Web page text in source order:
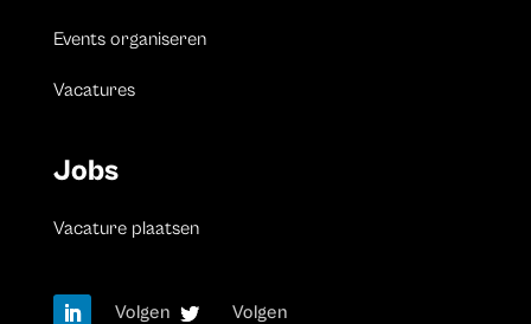
Events organiseren
Vacatures
Jobs
Vacature plaatsen
Volgen Volgen